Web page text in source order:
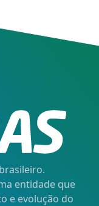
entidade que
e evolução do